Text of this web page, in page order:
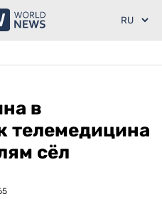
в
телемедицина
сёл